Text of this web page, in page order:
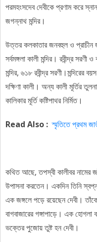
পরমহংসদেব দেবীকে প্রণাম করে
জগন্নাথ মন্দির।
উত্তর কলকাতার জনবহুল ও প্রাচীন
সর্বমঙ্গলা কালী মন্দির। রবীন্দ্র
মন্দির, ৬১৮ রবীন্দ্র
দক্ষিণা কালী। অন্য কালী মূর্তির
কালিকার মূর্তি কষ্টিপাথর নির্মিত।
Read Also : স্মৃতিতে প্রথম
কথিত আছে, তপস্বী কালীবর
উপাসনা করতেন। একদিন তিনি
এক জঙ্গলে পড়ে রয়েছেন দেবী।
বাগবাজারের গঙ্গাপাড়ে। এক
ভক্তের পুজোয় তুষ্ট হন দেবী।